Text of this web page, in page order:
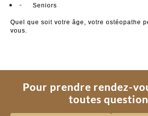
- Seniors
Quel que soit votre âge, votre ostéopathe
vous.
Pour prendre rendez-
toutes